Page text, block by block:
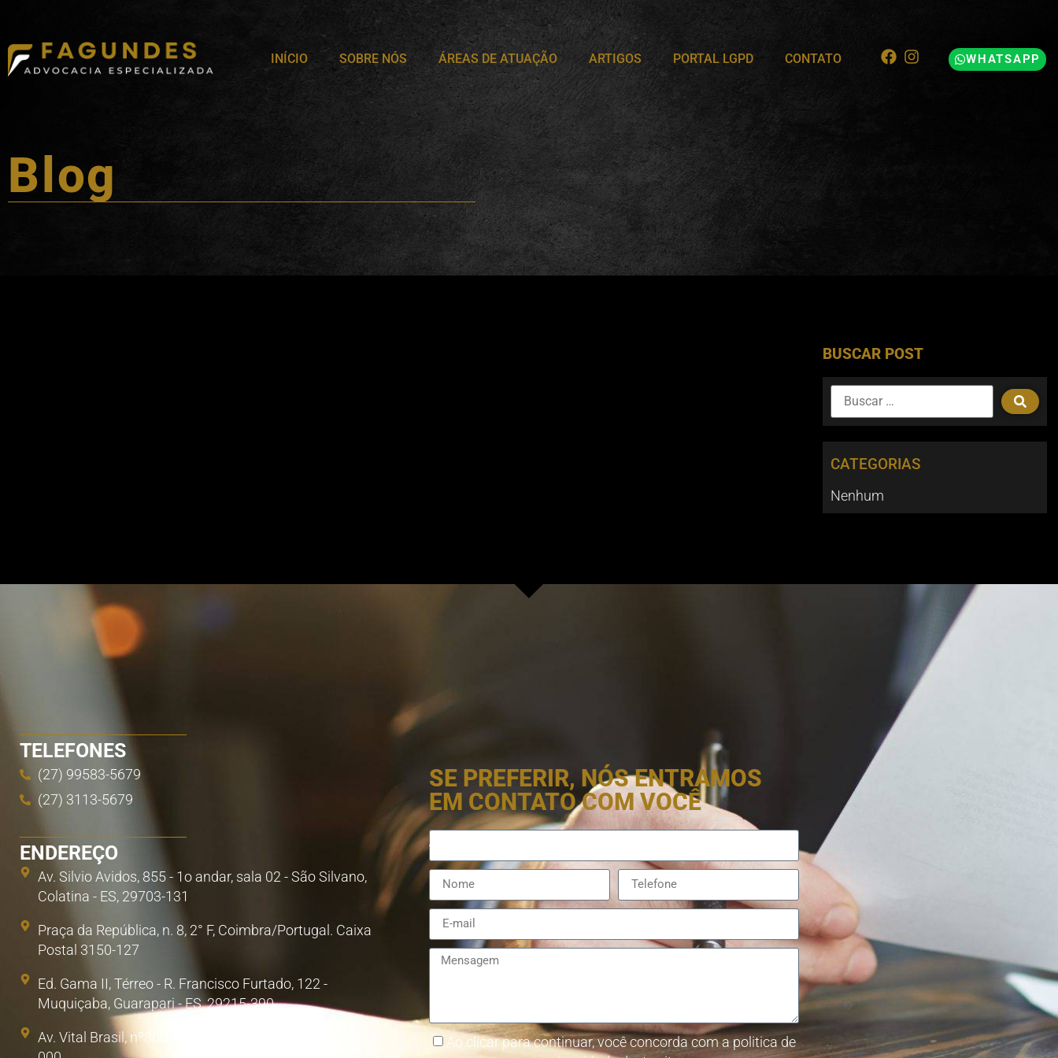
INÍCIO SOBRE NÓS ÁREAS DE ATUAÇÃO ARTIGOS PORTAL LGPD CONTATO WHATSAPP
Blog
BUSCAR POST
CATEGORIAS
Nenhum
TELEFONES
(27) 99583-5679
(27) 3113-5679
ENDEREÇO
Av. Silvio Avidos, 855 - 1o andar, sala 02 - São Silvano,
Colatina - ES, 29703-131
Praça da República, n. 8, 2° F, Coimbra/Portugal. Caixa
Postal 3150-127
Ed. Gama II, Térreo - R. Francisco Furtado, 122 -
Muquiçaba, Guarapari - ES, 29215-390
Av. Vital Brasil, nº300, Sala 1. Poá, São Paulo/SP. 08857-
SE PREFERIR, NÓS ENTRAMOS
EM CONTATO COM VOCÊ
Ao clicar para continuar, você concorda com a politica de